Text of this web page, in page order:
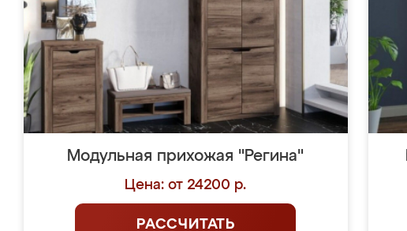
Модульная прихожая "Регина"
Цена: от 24200 р.
РАССЧИТАТЬ